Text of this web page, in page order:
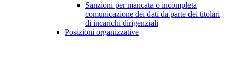
Sanzioni per mancata o incompleta
comunicazione dei dati da parte dei titolari
di incarichi dirigenziali
Posizioni organizzative